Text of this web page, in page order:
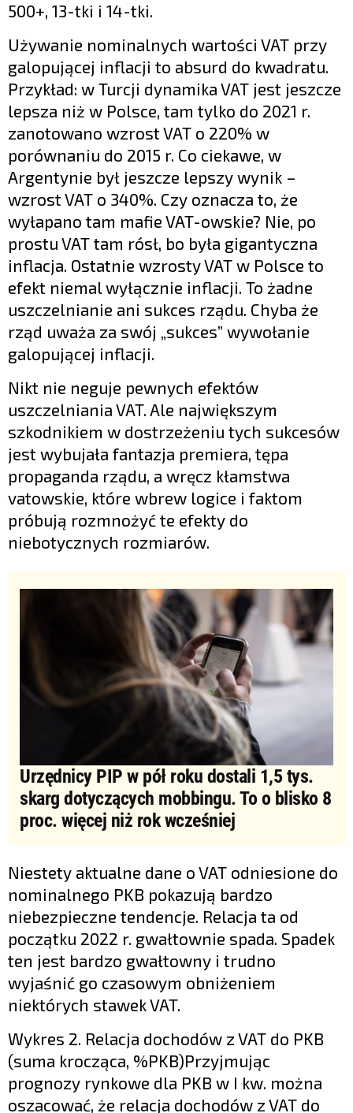
500+, 13-tki i 14-tki.
Używanie nominalnych wartości VAT przy
galopującej inflacji to absurd do kwadratu.
Przykład: w Turcji dynamika VAT jest jeszcze
lepsza niż w Polsce, tam tylko do 2021 r.
zanotowano wzrost VAT o 220% w
porównaniu do 2015 r. Co ciekawe, w
Argentynie był jeszcze lepszy wynik –
wzrost VAT o 340%. Czy oznacza to, że
wyłapano tam mafie VAT-owskie? Nie, po
prostu VAT tam rósł, bo była gigantyczna
inflacja. Ostatnie wzrosty VAT w Polsce to
efekt niemal wyłącznie inflacji. To żadne
uszczelnianie ani sukces rządu. Chyba że
rząd uważa za swój „sukces” wywołanie
galopującej inflacji.
Nikt nie neguje pewnych efektów
uszczelniania VAT. Ale największym
szkodnikiem w dostrzeżeniu tych sukcesów
jest wybujała fantazja premiera, tępa
propaganda rządu, a wręcz kłamstwa
vatowskie, które wbrew logice i faktom
próbują rozmnożyć te efekty do
niebotycznych rozmiarów.
Urzędnicy PIP w pół roku dostali 1,5 tys.
skarg dotyczących mobbingu. To o blisko 8
proc. więcej niż rok wcześniej
Niestety aktualne dane o VAT odniesione do
nominalnego PKB pokazują bardzo
niebezpieczne tendencje. Relacja ta od
początku 2022 r. gwałtownie spada. Spadek
ten jest bardzo gwałtowny i trudno
wyjaśnić go czasowym obniżeniem
niektórych stawek VAT.
Wykres 2. Relacja dochodów z VAT do PKB
(suma krocząca, %PKB)Przyjmując
prognozy rynkowe dla PKB w I kw. można
oszacować, że relacja dochodów z VAT do